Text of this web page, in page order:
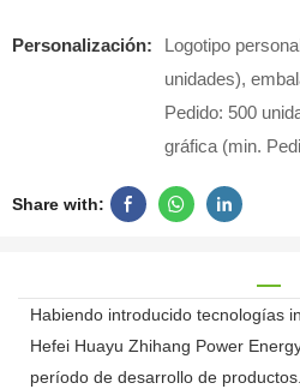
Personalización:
Logotipo
unidades),
Pedido: 500
gráfica (min.
Share with:
Habiendo introducido tecnologías
Hefei Huayu Zhihang Power
período de desarrollo de